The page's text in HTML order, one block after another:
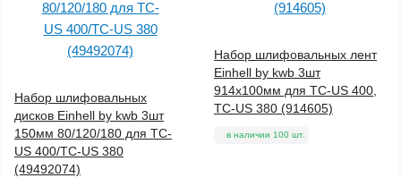
Набор шлифовальных
дисков Einhell by kwb 3шт
150мм 80/120/180 для TC-
US 400/TC-US 380
(49492074)
Набор шлифовальных лент
Einhell by kwb 3шт
914х100мм для TC-US 400,
TC-US 380 (914605)
в наличии 100 шт.